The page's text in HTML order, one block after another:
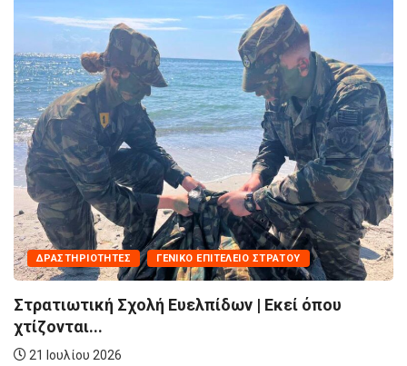
ΔΡΑΣΤΗΡΙΌΤΗΤΕΣ ΓΕΝΙΚΌ ΕΠΙΤΕΛΕΊΟ ΣΤΡΑΤΟΎ
Στρατιωτική Σχολή Ευελπίδων | Εκεί όπου
χτίζονται...
21 Ιουλίου 2026